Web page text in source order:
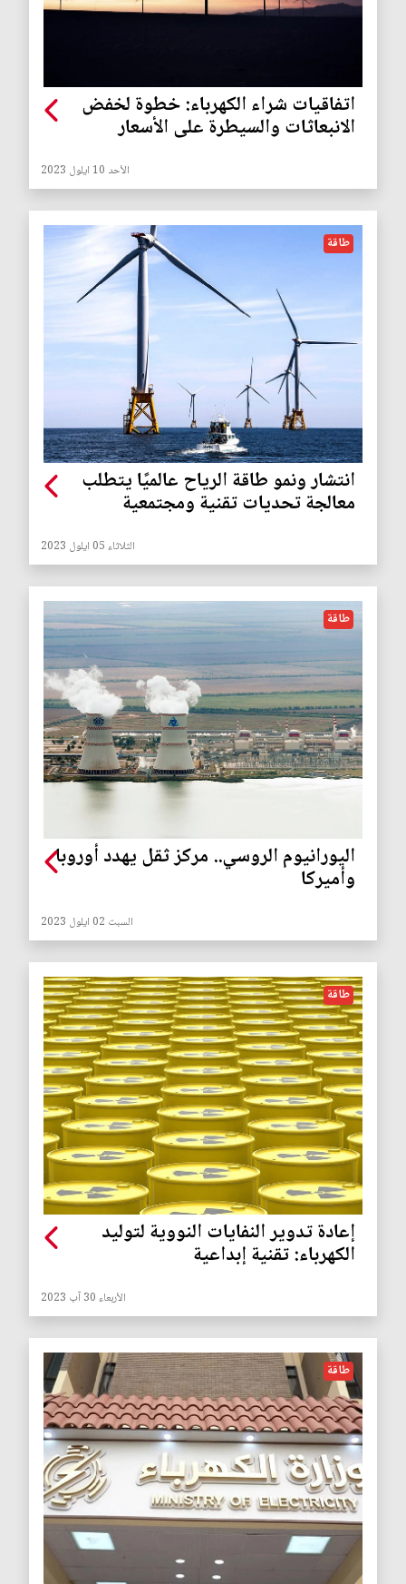
اتفاقيات شراء الكهرباء: خطوة لخفض
الانبعاثات والسيطرة على الأسعار
الأحد 10 ايلول 2023
طاقة
انتشار ونمو طاقة الرياح عالميًا يتطلب
معالجة تحديات تقنية ومجتمعية
الثلاثاء 05 ايلول 2023
طاقة
اليورانيوم الروسي.. مركز ثقل يهدد أوروبا
وأميركا
السبت 02 ايلول 2023
طاقة
إعادة تدوير النفايات النووية لتوليد
الكهرباء: تقنية إبداعية
الأربعاء 30 آب 2023
طاقة